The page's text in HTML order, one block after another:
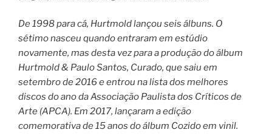
De 1998 para cá, Hurtmold lançou seis álbuns. O
sétimo nasceu quando entraram em estúdio
novamente, mas desta vez para a produção do álbum
Hurtmold & Paulo Santos, Curado, que saiu em
setembro de 2016 e entrou na lista dos melhores
discos do ano da Associação Paulista dos Críticos de
Arte (APCA). Em 2017, lançaram a edição
comemorativa de 15 anos do álbum Cozido em vinil.